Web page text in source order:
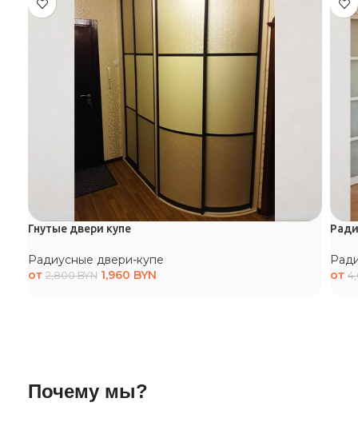
Гнутые двери купе
Радиусные двери-купе
от 2,800BYN 1,960 BYN
от
Почему мы?